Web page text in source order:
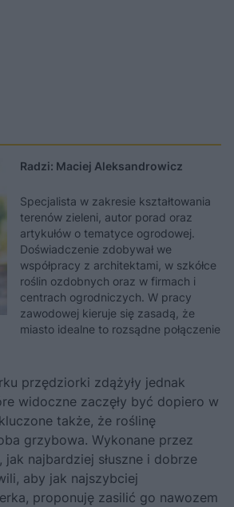
Radzi: Maciej Aleksandrowicz
Specjalista w zakresie kształtowania
terenów zieleni, autor porad oraz
artykułów o tematyce ogrodowej.
Doświadczenie zdobywał we
współpracy z architektami, w szkółce
roślin ozdobnych oraz w firmach i
centrach ogrodniczych. W pracy
zawodowej kieruje się zasadą, że
miasto idealne to rozsądne połączenie
przędziorki zdążyły jednak
widoczne zaczęły być dopiero w
także, że roślinę
grzybowa. Wykonane przez
jak najbardziej słuszne i dobrze
aby jak najszybciej
proponuję zasilić go nawozem